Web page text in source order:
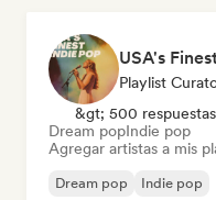
Playlist
&gt; 500
Dream popIndie pop
Agregar artistas a mis
Dream pop Indie pop